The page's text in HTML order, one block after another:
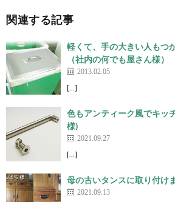
関連する記事
軽くて、手の大きい人もつ
（社内の何でも屋さん様）
2013.02.05
[…]
色もアンティーク風でキッ
様)
2021.09.27
[…]
母の古いタンスに取り付け
2021.09.13